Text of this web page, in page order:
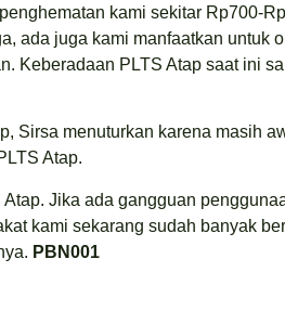
kami sekitar Rp700-
ada juga kami manfaatkan untuk
Keberadaan PLTS Atap saat ini
Sirsa menuturkan karena masih
Atap.
Jika ada gangguan
kami sekarang sudah banyak
PBN001